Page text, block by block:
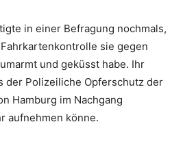
in einer Befragung nochmals,
sie gegen
und geküsst habe. Ihr
der Polizeiliche Opferschutz der
Hamburg im Nachgang
aufnehmen könne.